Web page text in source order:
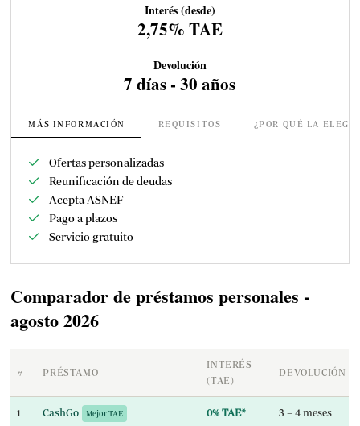
Interés (desde)
2,75% TAE
Devolución
7 días - 30 años
MÁS INFORMACIÓN REQUISITOS ¿POR QUÉ LA
Ofertas personalizadas
Reunificación de deudas
Acepta ASNEF
Pago a plazos
Servicio gratuito
Comparador de préstamos personales -
agosto 2026
# PRÉSTAMO
INTERÉS
(TAE)
DEVOLUCIÓN
1 CashGo Mejor TAE 0% TAE* 3 – 4 meses